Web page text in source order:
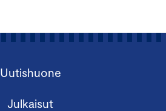
Uutishuone
Julkaisut